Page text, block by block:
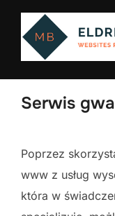
Skip
content
Serwis
Poprzez
www z usług
która w